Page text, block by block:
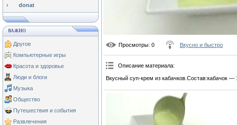
donat
ВАЖНО
Другое
Компьютерные игры
Красота и здоровье
Люди и блоги
Музыка
Общество
Путешествия и события
Развлечения
Просмотры: 0 Вкусно и быстро
Описание материала:
Вкусный суп-крем из кабачков.Состав:кабачок